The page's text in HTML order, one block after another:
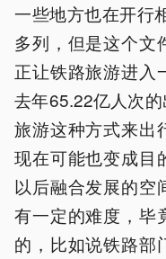
一些地方也在开行
多列，但是这个文
正让铁路旅游进入
去年65.22亿人次
旅游这种方式来出
现在可能也变成目
以后融合发展的空
有一定的难度，毕
的，比如说铁路部